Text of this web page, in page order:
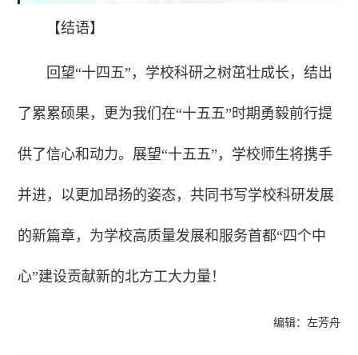
【结语】
回望“十四五”，学校科研之树茁壮成长，结出
了累累硕果，更为我们在“十五五”时期勇毅前行提
供了信心和动力。展望“十五五”，学校师生将携手
并进，以更加昂扬的姿态，共同书写学校科研发展
的新篇章，为学校高质量发展和服务首都“四个中
心”建设贡献新的北方工大力量！
编辑：左芳舟